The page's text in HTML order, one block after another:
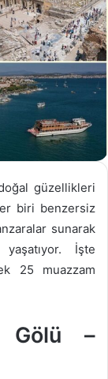
güzellikleri
biri benzersiz
sunarak
İşte
25 muazzam
Gölü –